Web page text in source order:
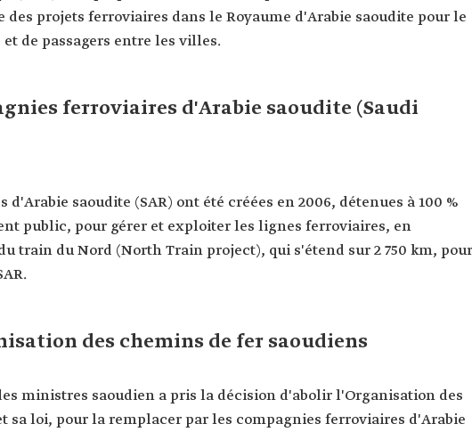
projets ferroviaires dans le Royaume d'Arabie saoudite pour le
de passagers entre les villes.
ferroviaires d'Arabie saoudite (Saudi
saoudite (SAR) ont été créées en 2006, détenues à 100 %
public, pour gérer et exploiter les lignes ferroviaires, en
train du Nord (North Train project), qui s'étend sur 2 750 km, pour
des chemins de fer saoudiens
ministres saoudien a pris la décision d'abolir l'Organisation des
sa loi, pour la remplacer par les compagnies ferroviaires d'Arabie